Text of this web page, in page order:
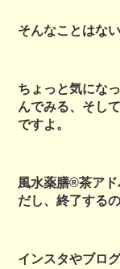
そんなことはな
ちょっと気にな
んでみる、そし
ですよ。
風水薬膳®茶ア
だし、終了する
インスタやブロ